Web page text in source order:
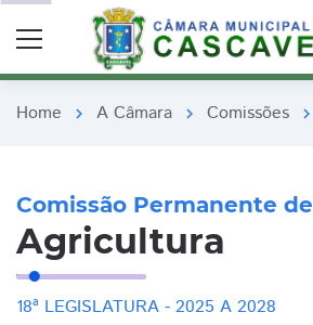
Home chevron_right A Câmara chevron_right Comissões chevron_right
Comissão Permanente de
Agricultura
18ª LEGISLATURA - 2025 A 2028